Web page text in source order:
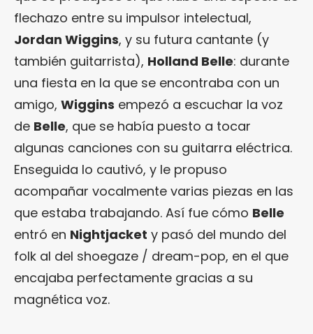
flechazo entre su impulsor intelectual,
Jordan Wiggins, y su futura cantante (y
también guitarrista), Holland Belle: durante
una fiesta en la que se encontraba con un
amigo, Wiggins empezó a escuchar la voz
de Belle, que se había puesto a tocar
algunas canciones con su guitarra eléctrica.
Enseguida lo cautivó, y le propuso
acompañar vocalmente varias piezas en las
que estaba trabajando. Así fue cómo Belle
entró en Nightjacket y pasó del mundo del
folk al del shoegaze / dream-pop, en el que
encajaba perfectamente gracias a su
magnética voz.